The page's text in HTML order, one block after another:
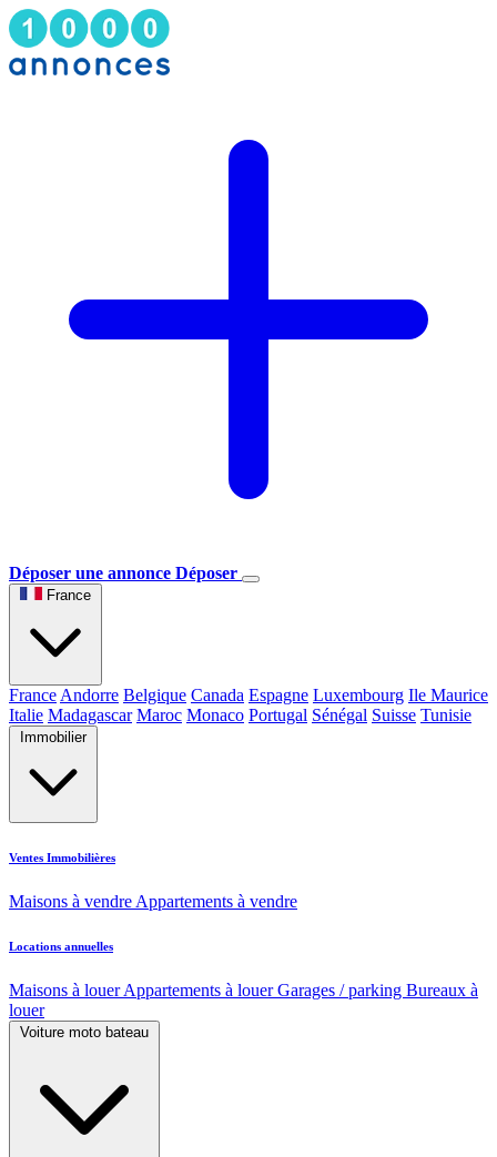
Déposer une annonce Déposer
France
France Andorre Belgique Canada Espagne Luxembourg Ile Maurice
Italie Madagascar Maroc Monaco Portugal Sénégal Suisse Tunisie
Immobilier
Ventes Immobilières
Maisons à vendre Appartements à vendre
Locations annuelles
Maisons à louerAppartements à louerGarages / parking Bureaux à
louer
Voiture moto bateau